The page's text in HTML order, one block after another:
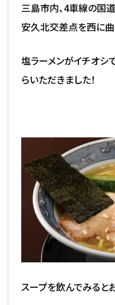
三島市内、4車線の国
安久北交差点を西に曲
塩ラーメンがイチオシ
らいただきました！
スープを飲んでみる